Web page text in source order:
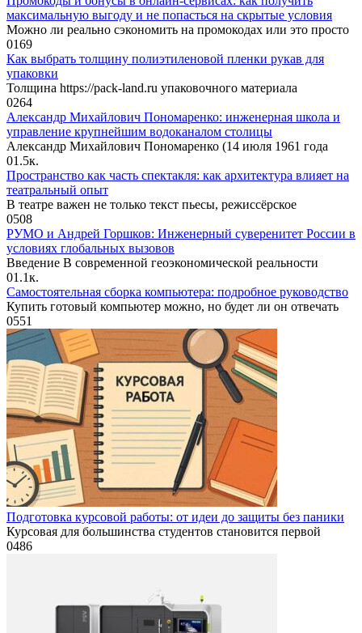
максимальную выгоду и не попасться на скрытые условия
Можно ли реально сэкономить на промокодах или это просто
0169
Как выбрать толщину полиэтиленовой пленки рукав для
упаковки
Толщина https://pack-land.ru упаковочного материала
0264
Александр Михайлович Пономаренко: инженерная школа и
управление крупнейшим водоканалом столицы
Александр Михайлович Пономаренко (14 июля 1961 года
01.5к.
Пространство как часть спектакля: как архитектура влияет на
театральный опыт
В театре важен не только текст пьесы, режиссёрское
0508
РУМО и Андрей Горшков: Инженерный суверенитет России в
условиях глобальных вызовов
Введение В современной геоэкономической реальности
01.1к.
Самостоятельная сборка компьютера: подробное руководство
Купить готовый компьютер можно, но будет ли он отвечать
0551
Подготовка курсовой работы: от идеи до защиты без паники
Курсовая для большинства студентов становится первой
0486